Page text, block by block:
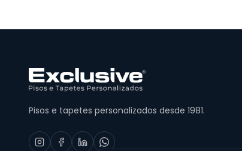
Pisos e tapetes personalizados desde 1981.